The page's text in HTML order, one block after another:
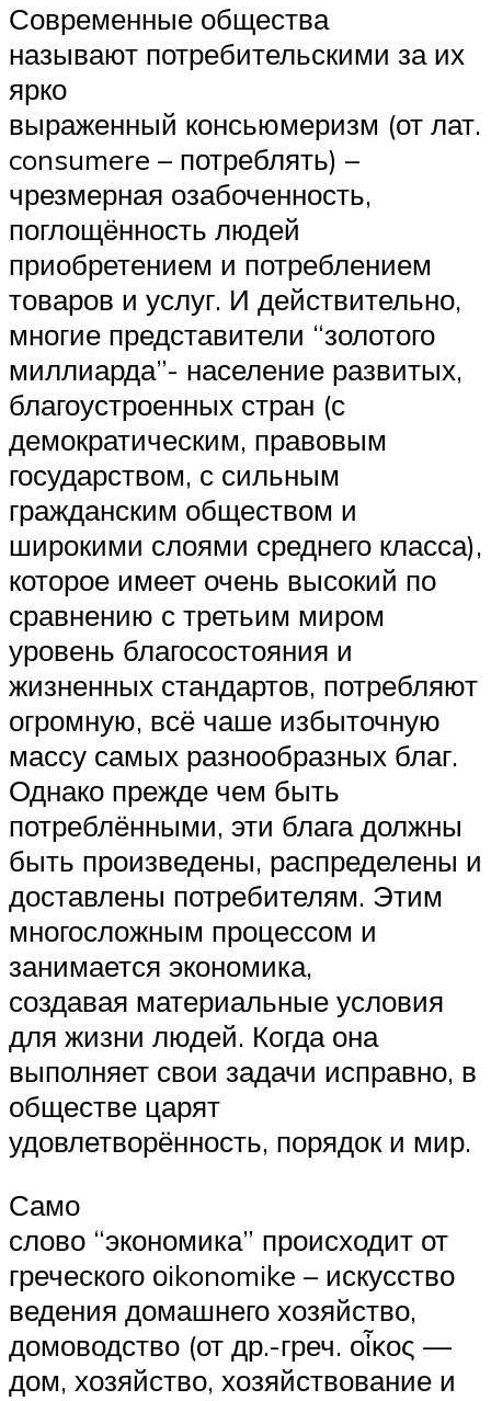
Современные общества
называют потребительскими за их
ярко
выраженный консьюмеризм (от лат.
consumere – потреблять) –
чрезмерная озабоченность,
поглощённость людей
приобретением и потреблением
товаров и услуг. И действительно,
многие представители “золотого
миллиарда”- население развитых,
благоустроенных стран (с
демократическим, правовым
государством, с сильным
гражданским обществом и
широкими слоями среднего класса),
которое имеет очень высокий по
сравнению с третьим миром
уровень благосостояния и
жизненных стандартов, потребляют
огромную, всё чаше избыточную
массу самых разнообразных благ.
Однако прежде чем быть
потреблёнными, эти блага должны
быть произведены, распределены и
доставлены потребителям. Этим
многосложным процессом и
занимается экономика,
создавая материальные условия
для жизни людей. Когда она
выполняет свои задачи исправно, в
обществе царят
удовлетворённость, порядок и мир.
Само
слово “экономика” происходит от
греческого оikonomike – искусство
ведения домашнего хозяйство,
домоводство (от др.-греч. οἶκος —
дом, хозяйство, хозяйствование и